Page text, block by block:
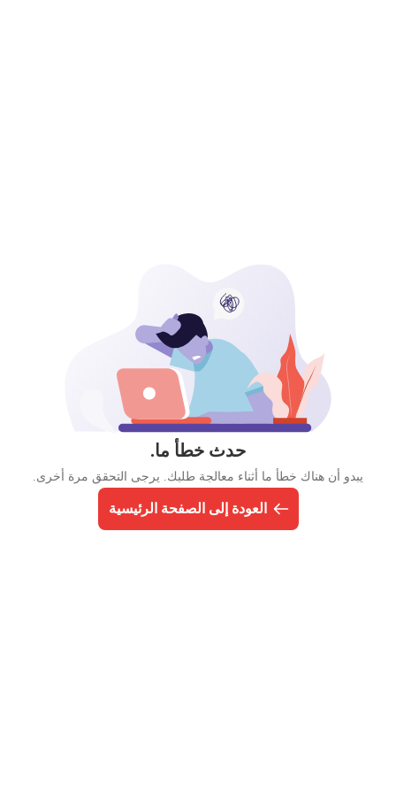
حدث خطأ ما.
يبدو أن هناك خطأ ما أثناء معالجة طلبك. يرجى التحقق مرة أخرى.
العودة إلى الصفحة الرئيسية